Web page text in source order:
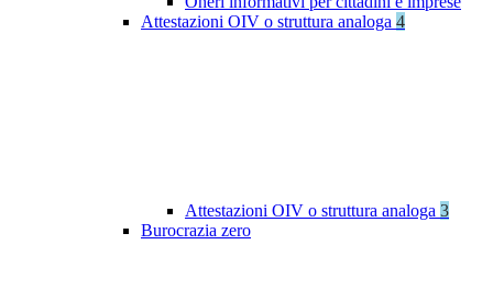
Attestazioni OIV o struttura analoga 4
Attestazioni OIV o struttura analoga 3
Burocrazia zero